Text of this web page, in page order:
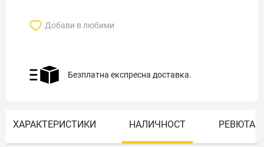
Добави в любими
Безплатна експресна доставка.
ХАРАКТЕРИСТИКИ НАЛИЧНОСТ РЕВЮТА